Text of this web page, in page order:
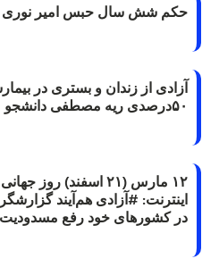
حکم شش سال حبس امیر
آزادی از زندان و بستری در
۵۰درصدی ریه مصطفی دانشجو
۱۲ مارس (۲۱ اسفند)
در کشورهای خود رفع